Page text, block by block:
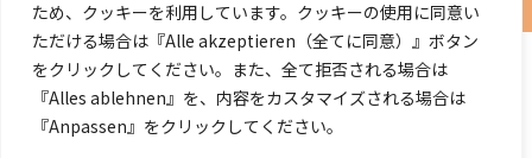
ため、クッキーを利用しています。クッキーの使用に同意い
ただける場合は『Alle akzeptieren（全てに同意）』ボタン
をクリックしてください。また、全て拒否される場合は
『Alles ablehnen』を、内容をカスタマイズされる場合は
『Anpassen』をクリックしてください。